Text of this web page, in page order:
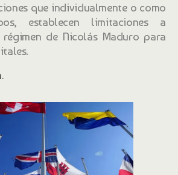
que individualmente o como
establecen limitaciones a
de Nicolás Maduro para